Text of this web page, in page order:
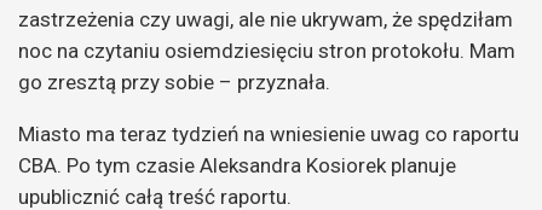
zastrzeżenia czy uwagi, ale nie ukrywam, że spędziłam
noc na czytaniu osiemdziesięciu stron protokołu. Mam
go zresztą przy sobie – przyznała.
Miasto ma teraz tydzień na wniesienie uwag co raportu
CBA. Po tym czasie Aleksandra Kosiorek planuje
upublicznić całą treść raportu.